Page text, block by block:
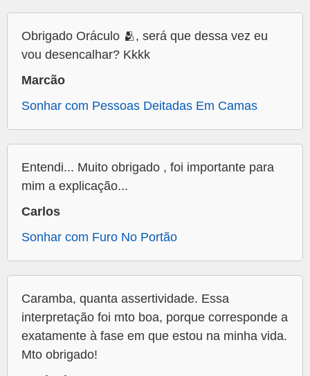
Obrigado Oráculo 🫂, será que dessa vez eu
vou desencalhar? Kkkk
Marcão
Sonhar com Pessoas Deitadas Em Camas
Entendi... Muito obrigado , foi importante para
mim a explicação...
Carlos
Sonhar com Furo No Portão
Caramba, quanta assertividade. Essa
interpretação foi mto boa, porque corresponde a
exatamente à fase em que estou na minha vida.
Mto obrigado!